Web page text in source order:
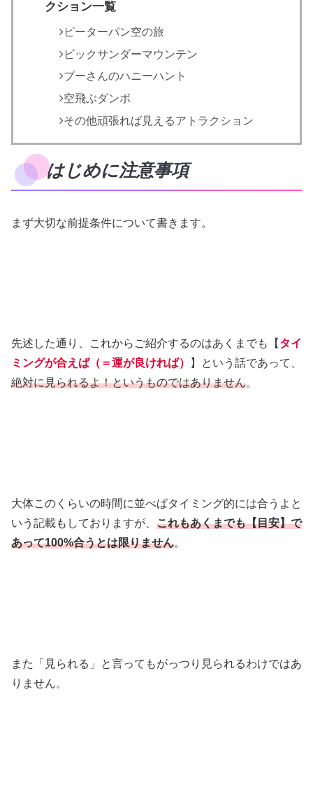
クション一覧
ピーターパン空の旅
ビックサンダーマウンテン
プーさんのハニーハント
空飛ぶダンボ
その他頑張れば見えるアトラクション
はじめに注意事項
まず大切な前提条件について書きます。
先述した通り、これからご紹介するのはあくまでも【 タイ
ミングが合えば（＝運が良ければ）
】という話であって、
絶対に見られるよ！というものではありません。
大体このくらいの時間に並べばタイミング的には合うよと
いう記載もしておりますが、 これもあくまでも【目安】で
あって100%合うとは限りません。
また「見られる」と言ってもがっつり見られるわけではあ
りません。